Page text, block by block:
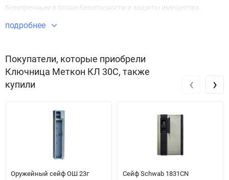
безупречным в плане безопасности и защиты имущества.
Звоните по телефону +7 495 220 33 01
подробнее
Покупатели, которые приобрели
Ключница Меткон КЛ 30С, также
купили
Оружейный сейф ОШ 23г Сейф Schwab 1831CN
‹ ›